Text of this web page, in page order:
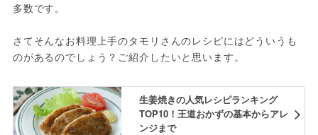
多数です。
さてそんなお料理上手のタモリさんのレシピにはどういうも
のがあるのでしょう？ご紹介したいと思います。
生姜焼きの人気レシピランキング
TOP10！王道おかずの基本からアレ
ンジまで